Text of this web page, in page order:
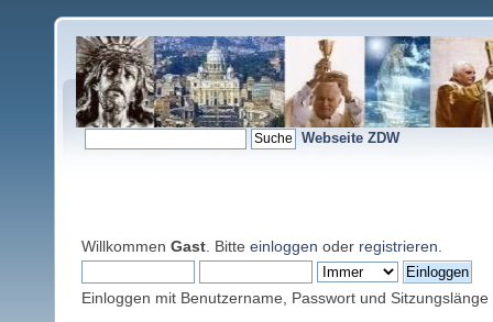
Webseite ZDW
Willkommen Gast . Bitte einloggen oder registrieren
Einloggen mit Benutzername, Passwort und Sitzungslänge